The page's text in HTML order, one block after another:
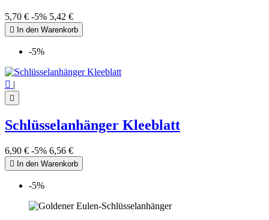
5,70 € -5% 5,42 €
 In den Warenkorb
-5%
 |

Schlüsselanhänger Kleeblatt
6,90 € -5% 6,56 €
 In den Warenkorb
-5%